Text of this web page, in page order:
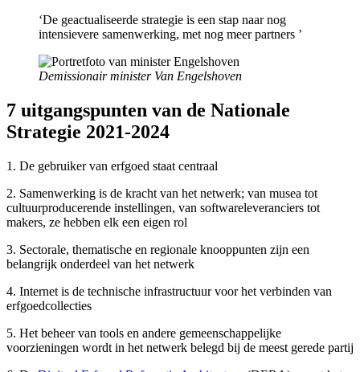
‘De geactualiseerde strategie is een stap naar nog
intensievere samenwerking, met nog meer partners ’
Demissionair minister Van Engelshoven
7 uitgangspunten van de Nationale
Strategie 2021-2024
1. De gebruiker van erfgoed staat centraal
2. Samenwerking is de kracht van het netwerk; van musea tot
cultuurproducerende instellingen, van softwareleveranciers tot
makers, ze hebben elk een eigen rol
3. Sectorale, thematische en regionale knooppunten zijn een
belangrijk onderdeel van het netwerk
4. Internet is de technische infrastructuur voor het verbinden van
erfgoedcollecties
5. Het beheer van tools en andere gemeenschappelijke
voorzieningen wordt in het netwerk belegd bij de meest gerede partij